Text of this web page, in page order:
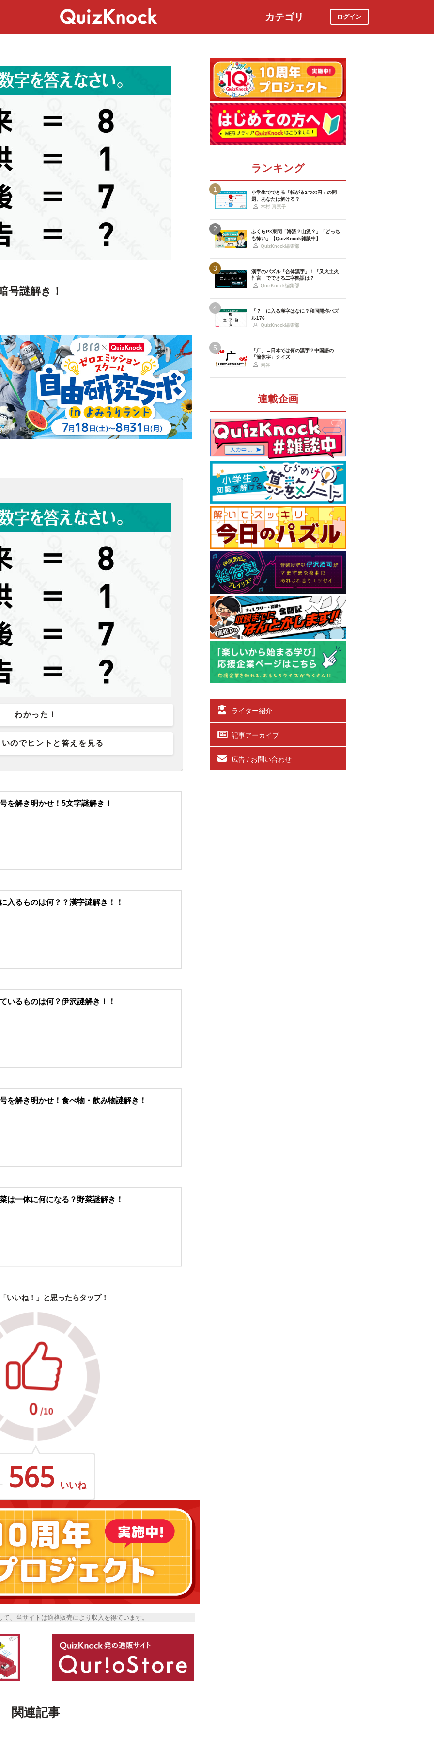
カテゴリ ログイン
号謎解き！
わかった！
のでヒントと答えを見る
を解き明かせ！5文字謎解き！
入るものは何？？漢字謎解き！！
いるものは何？伊沢謎解き！！
を解き明かせ！食べ物・飲み物謎解き！
は一体に何になる？野菜謎解き！
いいね！」と思ったらタップ！
565 いいね
、当サイトは適格販売により収入を得ています。
関連記事
ランキング
1
小学生でできる「転がる2つの円」の問
題、あなたは解ける？
木村 真実子
2
ふくらP×東問「海派？山派？」「どっち
も怖い」【QuizKnock雑談中】
QuizKnock編集部
3
漢字のパズル「合体漢字」！「又火土火
忄言」でできる二字熟語は？
QuizKnock編集部
4
「？」に入る漢字はなに？和同開珎パズ
ル176
QuizKnock編集部
5
「广」←日本では何の漢字？中国語の
「簡体字」クイズ
刈谷
連載企画
ライター紹介
記事アーカイブ
広告 / お問い合わせ